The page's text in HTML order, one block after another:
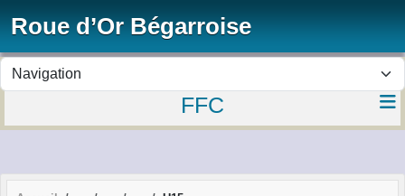
Roue d’Or Bégarroise
FFC